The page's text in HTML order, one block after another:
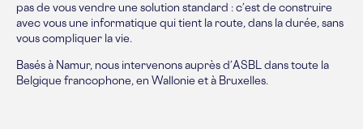
pas de vous vendre une solution standard : c’est de construire
avec vous une informatique qui tient la route, dans la durée, sans
vous compliquer la vie.
Basés à Namur, nous intervenons auprès d’ASBL dans toute la
Belgique francophone, en Wallonie et à Bruxelles.